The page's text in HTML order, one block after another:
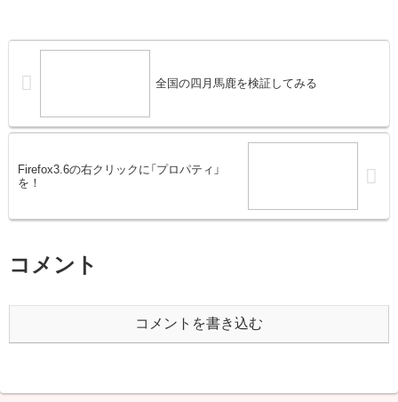
全国の四月馬鹿を検証してみる
Firefox3.6の右クリックに「プロパティ」
を！
コメント
コメントを書き込む